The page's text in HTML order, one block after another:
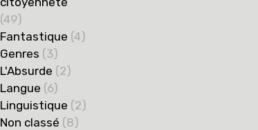
(49)
Fantastique (4)
Genres (3)
L'Absurde (2)
Langue (6)
Linguistique (2)
Non classé (8)